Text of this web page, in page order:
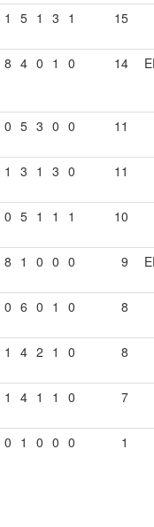
1 5 1 3 1 15
8 4 0 1 0 14
0 5 3 0 0 11
1 3 1 3 0 11
0 5 1 1 1 10
8 1 0 0 0 9
0 6 0 1 0 8
1 4 2 1 0 8
1 4 1 1 0 7
0 1 0 0 0 1